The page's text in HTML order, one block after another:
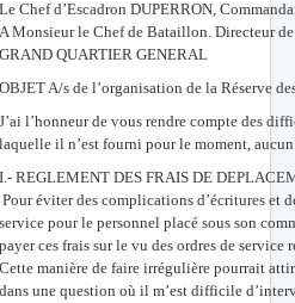
Le Chef d’Escadron DUPERRON,
A Monsieur le Chef de Bataillon. Directeur
GRAND QUARTIER GENERAL
OBJET A/s de l’organisation de la Réserve
J’ai l’honneur de vous rendre compte des
laquelle il n’est fourni pour le moment,
I.- REGLEMENT DES FRAIS DE
Pour éviter des complications d’écritures et
service pour le personnel placé sous son
payer ces frais sur le vu des ordres de
Cette manière de faire irrégulière pourrait
dans une question où il m’est difficile